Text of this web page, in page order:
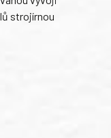
strojírnou